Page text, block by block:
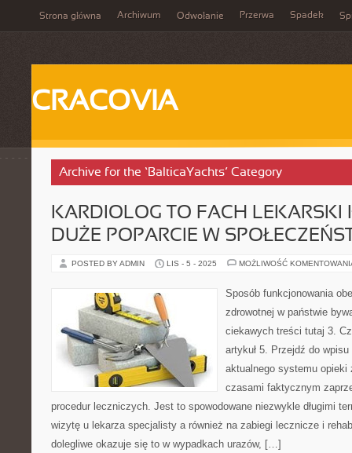
Strona główna Archiwum Odwołanie Przerwa Spadek
CRACOVIA
Archive for the ‘BalticaYachts’ Category
KARDIOLOG TO FACH LEKARSKI
DUŻE POPARCIE W
POSTED BY ADMIN LIS - 5 - 2025 MOŻLIWOŚĆ
Sposób funkcjonowania
zdrowotnej w państwie
ciekawych treści tutaj 3.
artykuł 5. Przejdź do
aktualnego systemu opieki
czasami faktycznym
procedur leczniczych. Jest to spowodowane niezwykle długimi
wizytę u lekarza specjalisty a również na zabiegi lecznicze i
dolegliwe okazuje się to w wypadkach urazów, […]